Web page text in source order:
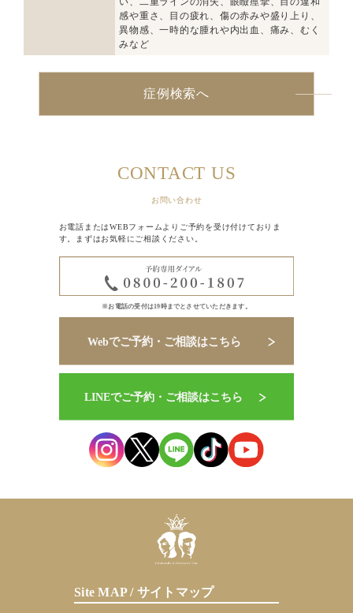
感や重さ、目の疲れ、傷の赤みや盛り上り、
異物感、一時的な腫れや内出血、痛み、むく
みなど
症例検索へ
CONTACT US
お問い合わせ
お電話またはWEBフォームよりご予約を受け付けておりま
す。まずはお気軽にご相談ください。
※お電話の受付は19時までとさせていただきます。
Site MAP / サイトマップ